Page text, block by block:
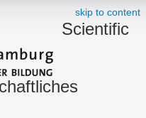
skip to content
Scientific